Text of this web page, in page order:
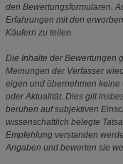
den Bewertungsformularen.
Erfahrungen mit den
Käufern zu teilen.
Die Inhalte der Bewertungen
Meinungen der Verfasser
eigen und übernehmen
oder Aktualität. Dies gilt
beruhen auf subjektiven
wissenschaftlich belegte
Empfehlung verstanden
Angaben und bewerten sie